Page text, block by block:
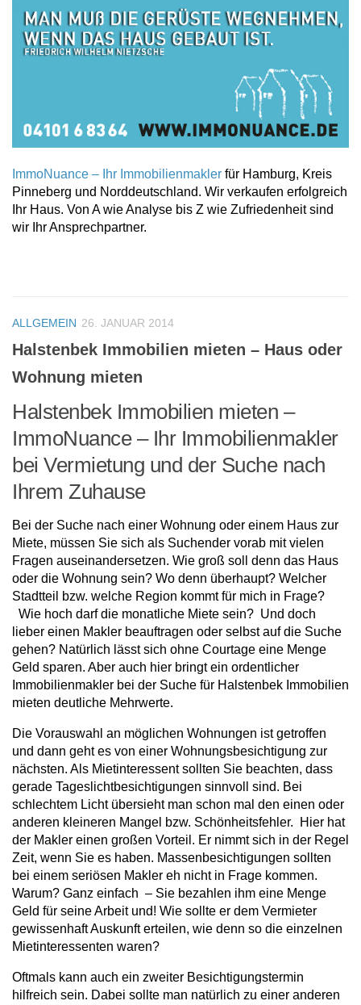
ImmoNuance – Ihr Immobilienmakler für Hamburg, Kreis
Pinneberg und Norddeutschland. Wir verkaufen erfolgreich
Ihr Haus. Von A wie Analyse bis Z wie Zufriedenheit sind
wir Ihr Ansprechpartner.
ALLGEMEIN 26. JANUAR 2014
Halstenbek Immobilien mieten – Haus oder
Wohnung mieten
Halstenbek Immobilien mieten –
ImmoNuance – Ihr Immobilienmakler
bei Vermietung und der Suche nach
Ihrem Zuhause
Bei der Suche nach einer Wohnung oder einem Haus zur
Miete, müssen Sie sich als Suchender vorab mit vielen
Fragen auseinandersetzen. Wie groß soll denn das Haus
oder die Wohnung sein? Wo denn überhaupt? Welcher
Stadtteil bzw. welche Region kommt für mich in Frage?
Wie hoch darf die monatliche Miete sein? Und doch
lieber einen Makler beauftragen oder selbst auf die Suche
gehen? Natürlich lässt sich ohne Courtage eine Menge
Geld sparen. Aber auch hier bringt ein ordentlicher
Immobilienmakler bei der Suche für Halstenbek Immobilien
mieten deutliche Mehrwerte.
Die Vorauswahl an möglichen Wohnungen ist getroffen
und dann geht es von einer Wohnungsbesichtigung zur
nächsten. Als Mietinteressent sollten Sie beachten, dass
gerade Tageslichtbesichtigungen sinnvoll sind. Bei
schlechtem Licht übersieht man schon mal den einen oder
anderen kleineren Mangel bzw. Schönheitsfehler. Hier hat
der Makler einen großen Vorteil. Er nimmt sich in der Regel
Zeit, wenn Sie es haben. Massenbesichtigungen sollten
bei einem seriösen Makler eh nicht in Frage kommen.
Warum? Ganz einfach – Sie bezahlen ihm eine Menge
Geld für seine Arbeit und! Wie sollte er dem Vermieter
gewissenhaft Auskunft erteilen, wie denn so die einzelnen
Mietinteressenten waren?
Oftmals kann auch ein zweiter Besichtigungstermin
hilfreich sein. Dabei sollte man natürlich zu einer anderen